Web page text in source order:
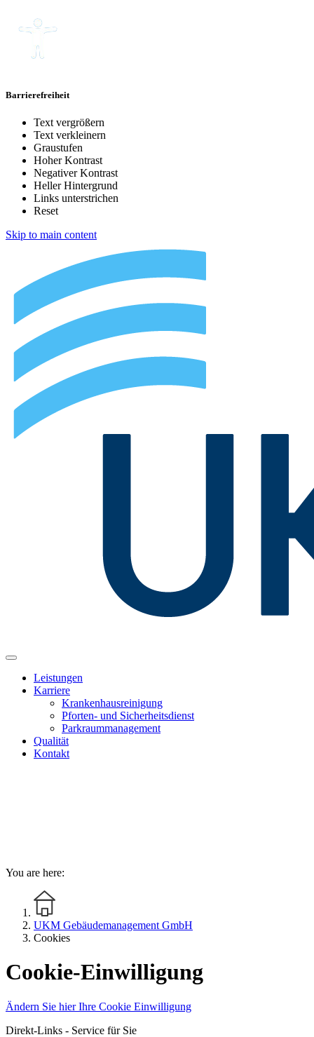
Barrierefreiheit
Text vergrößern
Text verkleinern
Graustufen
Hoher Kontrast
Negativer Kontrast
Heller Hintergrund
Links unterstrichen
Reset
Skip to main content
Leistungen
Karriere
Krankenhausreinigung
Pforten- und Sicherheitsdienst
Parkraummanagement
Qualität
Kontakt
You are here:
UKM Gebäudemanagement GmbH
Cookies
Cookie-Einwilligung
Ändern Sie hier Ihre Cookie Einwilligung
Direkt-Links - Service für Sie